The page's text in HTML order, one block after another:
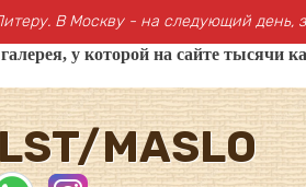
В Москву - на следующий
у которой на сайте тысячи
MASLO